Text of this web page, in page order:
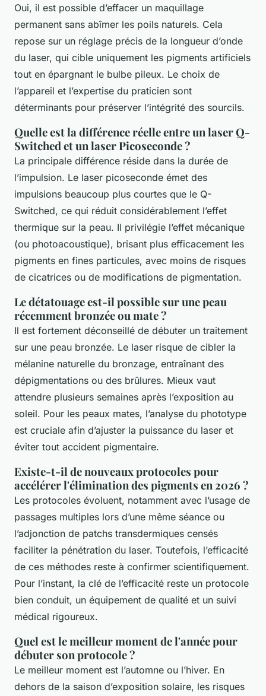
Oui, il est possible d’effacer un maquillage
permanent sans abîmer les poils naturels. Cela
repose sur un réglage précis de la longueur d’onde
du laser, qui cible uniquement les pigments artificiels
tout en épargnant le bulbe pileux. Le choix de
l’appareil et l’expertise du praticien sont
déterminants pour préserver l’intégrité des sourcils.
Quelle est la différence réelle entre un laser Q-
Switched et un laser Picoseconde ?
La principale différence réside dans la durée de
l’impulsion. Le laser picoseconde émet des
impulsions beaucoup plus courtes que le Q-
Switched, ce qui réduit considérablement l’effet
thermique sur la peau. Il privilégie l’effet mécanique
(ou photoacoustique), brisant plus efficacement les
pigments en fines particules, avec moins de risques
de cicatrices ou de modifications de pigmentation.
Le détatouage est-il possible sur une peau
récemment bronzée ou mate ?
Il est fortement déconseillé de débuter un traitement
sur une peau bronzée. Le laser risque de cibler la
mélanine naturelle du bronzage, entraînant des
dépigmentations ou des brûlures. Mieux vaut
attendre plusieurs semaines après l’exposition au
soleil. Pour les peaux mates, l’analyse du phototype
est cruciale afin d’ajuster la puissance du laser et
éviter tout accident pigmentaire.
Existe-t-il de nouveaux protocoles pour
accélérer l'élimination des pigments en 2026 ?
Les protocoles évoluent, notamment avec l’usage de
passages multiples lors d’une même séance ou
l’adjonction de patchs transdermiques censés
faciliter la pénétration du laser. Toutefois, l’efficacité
de ces méthodes reste à confirmer scientifiquement.
Pour l’instant, la clé de l’efficacité reste un protocole
bien conduit, un équipement de qualité et un suivi
médical rigoureux.
Quel est le meilleur moment de l'année pour
débuter son protocole ?
Le meilleur moment est l’automne ou l’hiver. En
dehors de la saison d’exposition solaire, les risques